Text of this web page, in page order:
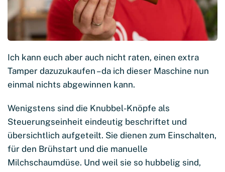
Ich kann euch aber auch nicht raten, einen extra
Tamper dazuzukaufen – da ich dieser Maschine nun
einmal nichts abgewinnen kann.
Wenigstens sind die Knubbel-Knöpfe als
Steuerungseinheit eindeutig beschriftet und
übersichtlich aufgeteilt. Sie dienen zum Einschalten,
für den Brühstart und die manuelle
Milchschaumdüse. Und weil sie so hubbelig sind,